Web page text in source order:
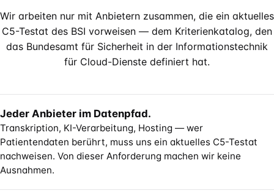
Wir arbeiten nur mit Anbietern zusammen, die ein aktuelles
C5-Testat des BSI vorweisen — dem Kriterienkatalog, den
das Bundesamt für Sicherheit in der Informationstechnik
für Cloud-Dienste definiert hat.
Jeder Anbieter im Datenpfad.
Transkription, KI-Verarbeitung, Hosting — wer
Patientendaten berührt, muss uns ein aktuelles C5-Testat
nachweisen. Von dieser Anforderung machen wir keine
Ausnahmen.